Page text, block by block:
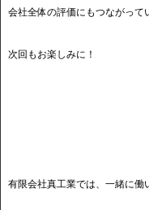
会社全体の評価にもつながって
次回もお楽しみに！
有限会社真工業では、一緒に働